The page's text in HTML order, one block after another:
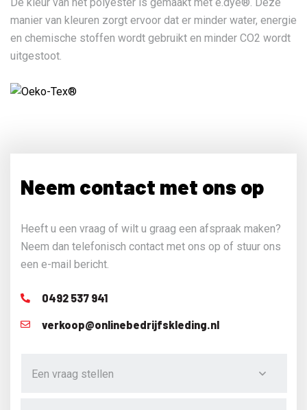
manier van kleuren zorgt ervoor dat er minder water, energie
en chemische stoffen wordt gebruikt en minder CO2 wordt
uitgestoot.
Neem contact met ons op
Heeft u een vraag of wilt u graag een afspraak maken?
Neem dan telefonisch contact met ons op of stuur ons
een e-mail bericht.
0492 537 941
verkoop@onlinebedrijfskleding.nl